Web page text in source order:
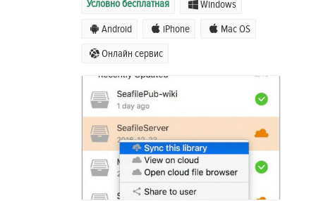
Условно бесплатная Windows
Android iPhone Mac OS
Онлайн сервис